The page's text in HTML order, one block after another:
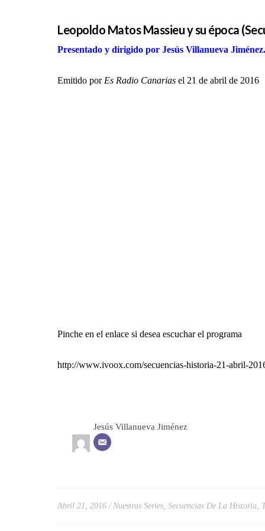
Leopoldo Matos Massieu y su época
Presentado y dirigido por Jesús Villanueva Jiménez.
Emitido por Es Radio Canarias el 21 de abril de 2016
Pinche en el enlace si desea escuchar el programa
http://www.ivoox.com/secuencias-historia-21-abril-
Jesús Villanueva Jiménez
Abril 21, 2016 Nuestras Series, Secuencias De La Historia,